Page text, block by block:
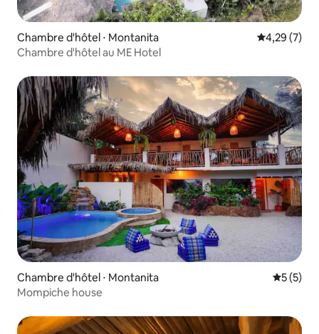
Chambre d'hôtel ⋅ Montanita Évaluation
4,29 (7)
Chambre d'hôtel au ME Hotel
Chambre d'hôtel ⋅ Montanita
5 (5)
Mompiche house